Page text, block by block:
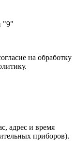
"9"
на обработку
адрес и время
приборов).